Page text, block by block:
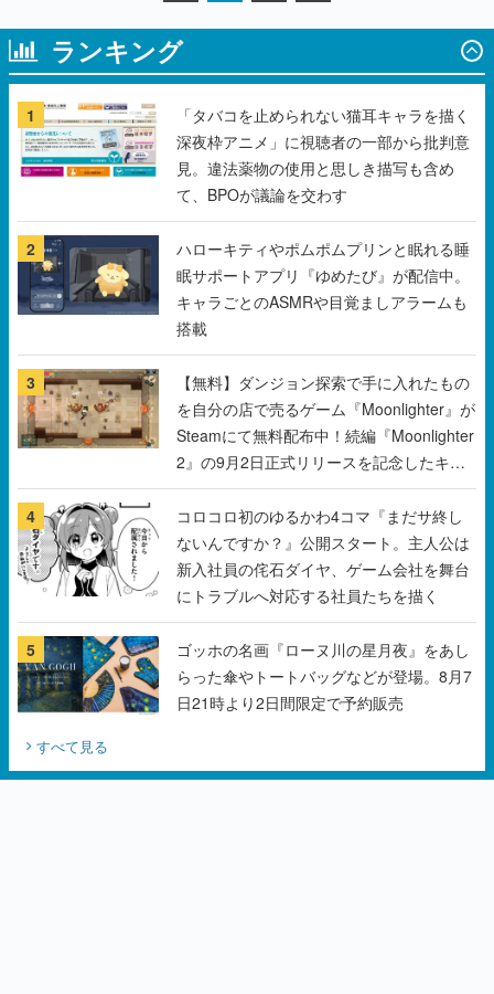
ランキング
1
「タバコを止められない猫耳キャラを描く
深夜枠アニメ」に視聴者の一部から批判意
見。違法薬物の使用と思しき描写も含め
て、BPOが議論を交わす
2
ハローキティやポムポムプリンと眠れる睡
眠サポートアプリ『ゆめたび』が配信中。
キャラごとのASMRや目覚ましアラームも
搭載
3
【無料】ダンジョン探索で手に入れたもの
を自分の店で売るゲーム『Moonlighter』が
Steamにて無料配布中！続編『Moonlighter
2』の9月2日正式リリースを記念したキャ
ンペーン
4
コロコロ初のゆるかわ4コマ『まだサ終し
ないんですか？』公開スタート。主人公は
新入社員の侘石ダイヤ、ゲーム会社を舞台
にトラブルへ対応する社員たちを描く
5
ゴッホの名画『ローヌ川の星月夜』をあし
らった傘やトートバッグなどが登場。8月7
日21時より2日間限定で予約販売
すべて見る